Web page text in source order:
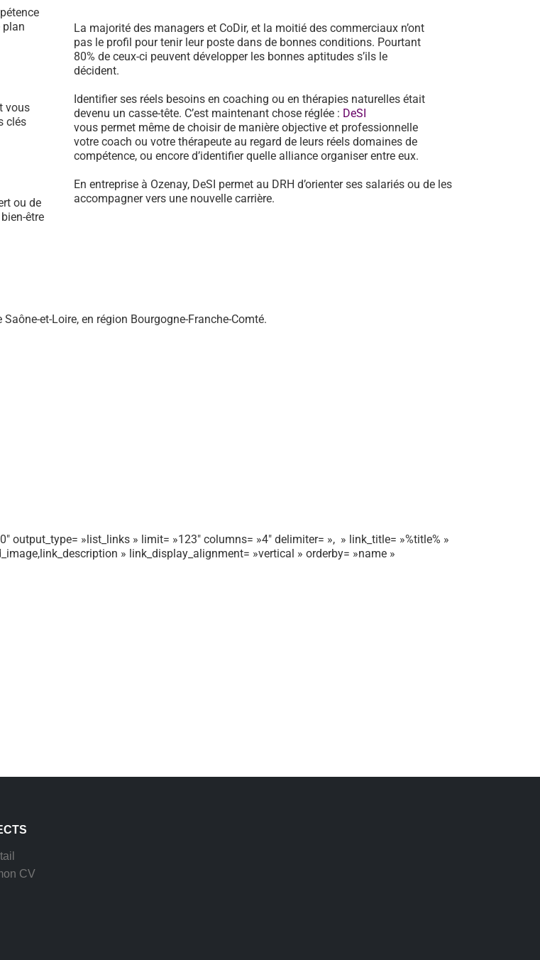
plan
vous
clés
ou de
être
La majorité des managers et CoDir, et la moitié des commerciaux n’ont
pas le profil pour tenir leur poste dans de bonnes conditions. Pourtant
80% de ceux-ci peuvent développer les bonnes aptitudes s’ils le
décident.
Identifier ses réels besoins en coaching ou en thérapies naturelles était
devenu un casse-tête. C’est maintenant chose réglée : DeSI
vous permet même de choisir de manière objective et professionnelle
votre coach ou votre thérapeute au regard de leurs réels domaines de
compétence, ou encore d’identifier quelle alliance organiser entre eux.
En entreprise à Ozenay, DeSI permet au DRH d’orienter ses salariés ou de les
accompagner vers une nouvelle carrière.
et-Loire, en région Bourgogne-Franche-Comté.
output_type= »list_links » limit= »123″ columns= »4″ delimiter= », » link_title= »%title% »
» link_display_alignment= »vertical » orderby= »name »
CV